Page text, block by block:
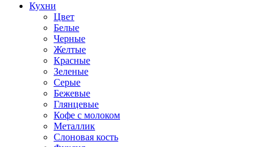
Кухни
Цвет
Белые
Черные
Желтые
Красные
Зеленые
Серые
Бежевые
Глянцевые
Кофе с молоком
Металлик
Слоновая кость